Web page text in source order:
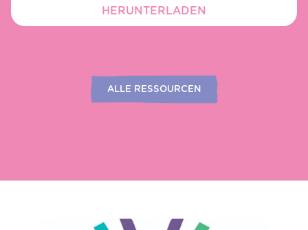
HERUNTERLADEN
ALLE RESSOURCEN